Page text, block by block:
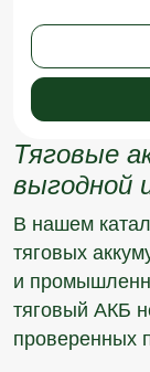
Тяговые
выгодной
В нашем
тяговых
и
тяговый АКБ
проверенных